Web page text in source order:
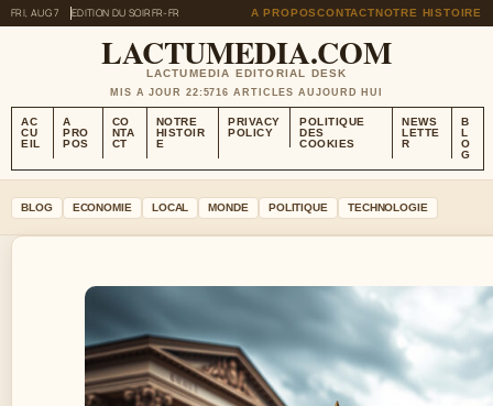
FRI, AUG 7 EDITION DU SOIRFR-FR A PROPOSCONTACTNOTRE HISTOIRE
LACTUMEDIA.COM
LACTUMEDIA EDITORIAL DESK
MIS A JOUR 22:5716 ARTICLES AUJOURD HUI
AC
CU
EIL
A
PRO
POS
CO
NTA
CT
NOTRE
HISTOIR
E
PRIVACY
POLICY
POLITIQUE
DES
COOKIES
NEWS
LETTE
R
B
L
O
G
BLOG ECONOMIE LOCAL MONDE POLITIQUE TECHNOLOGIE